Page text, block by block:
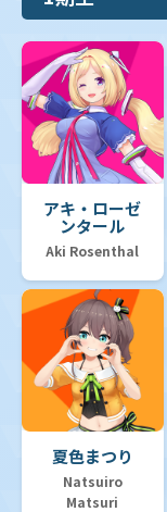
アキ・ローゼ
ンタール
Aki Rosenthal
夏色まつり
Natsuiro
Matsuri